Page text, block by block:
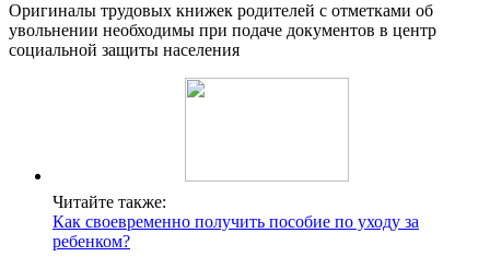
Оригиналы трудовых книжек родителей с отметками об
увольнении необходимы при подаче документов в центр
социальной защиты населения
Читайте также:
Как своевременно получить пособие по уходу за
ребенком?